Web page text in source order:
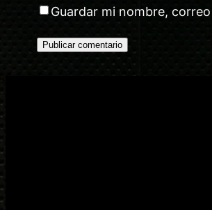
Guardar mi nombre,